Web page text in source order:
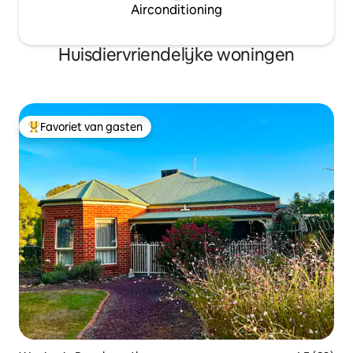
Airconditioning
Huisdiervriendelijke woningen
Topfavoriet van gasten
Favoriet van gasten